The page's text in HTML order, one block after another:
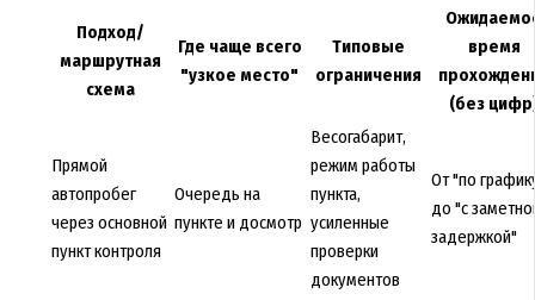
Подход/
маршрутная
схема
Где чаще всего
"узкое место"
Типовые
ограничения
время
(без
Прямой
автопробег
через основной
пункт контроля
Очередь на
пункте и досмотр
Весогабарит,
режим работы
пункта,
усиленные
проверки
документов
От "по
до "с
задержкой"